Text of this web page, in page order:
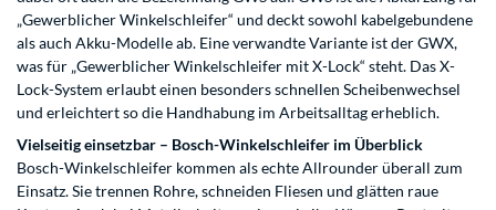
„Gewerblicher Winkelschleifer“ und deckt sowohl kabelgebundene
als auch Akku-Modelle ab. Eine verwandte Variante ist der GWX,
was für „Gewerblicher Winkelschleifer mit X-Lock“ steht. Das X-
Lock-System erlaubt einen besonders schnellen Scheibenwechsel
und erleichtert so die Handhabung im Arbeitsalltag erheblich.
Vielseitig einsetzbar – Bosch-Winkelschleifer im Überblick
Bosch-Winkelschleifer kommen als echte Allrounder überall zum
Einsatz. Sie trennen Rohre, schneiden Fliesen und glätten raue